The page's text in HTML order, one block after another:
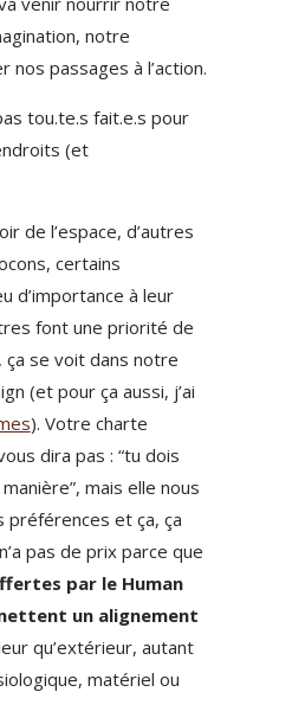
notre
passages à l’action.
tou.te.s fait.e.s pour
(et
de l’espace, d’autres
certains
d’importance à leur
font une priorité de
ça se voit dans notre
(et pour ça aussi, j’ai
). Votre charte
dira pas : “tu dois
mais elle nous
préférences et ça, ça
pas de prix parce que
par le Human
un alignement
qu’extérieur, autant
matériel ou